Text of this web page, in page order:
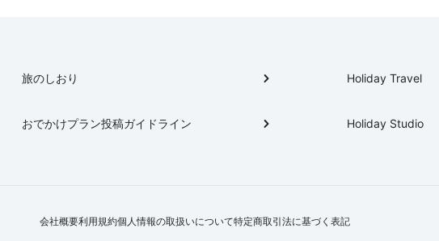
旅のしおり
おでかけプラン投稿ガイドライン
Holiday Travel
Holiday Studio
会社概要利用規約個人情報の取扱いについて特定商取引法に基づく表記